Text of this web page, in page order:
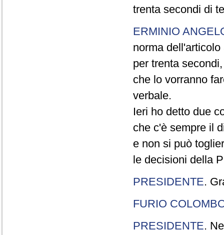
trenta secondi di
ERMINIO
norma
per trenta
che lo vorranno
verbale.
Ieri ho detto due
che c'è sempre il
e non si può
le decisioni della
PRESIDENTE.
FURIO
PRESIDENTE.